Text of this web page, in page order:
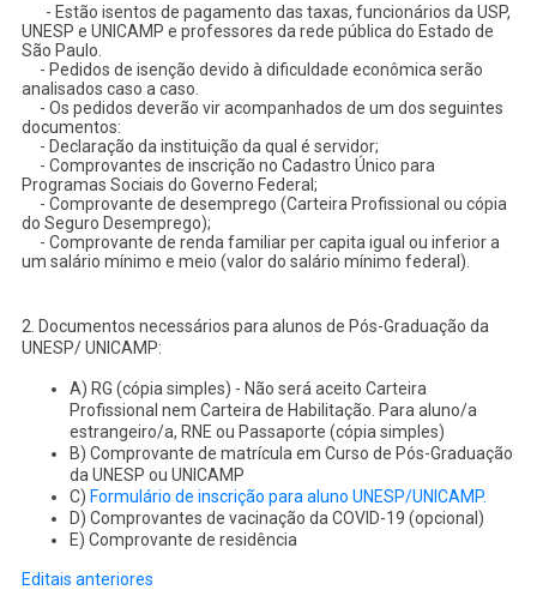
- Estão isentos de pagamento das taxas, funcionários da USP,
UNESP e UNICAMP e professores da rede pública do Estado de
São Paulo.
- Pedidos de isenção devido à dificuldade econômica serão
analisados caso a caso.
- Os pedidos deverão vir acompanhados de um dos seguintes
documentos:
- Declaração da instituição da qual é servidor;
- Comprovantes de inscrição no Cadastro Único para
Programas Sociais do Governo Federal;
- Comprovante de desemprego (Carteira Profissional ou cópia
do Seguro Desemprego);
- Comprovante de renda familiar per capita igual ou inferior a
um salário mínimo e meio (valor do salário mínimo federal).
2. Documentos necessários para alunos de Pós-Graduação da
UNESP/ UNICAMP:
A) RG (cópia simples) - Não será aceito Carteira
Profissional nem Carteira de Habilitação. Para aluno/a
estrangeiro/a, RNE ou Passaporte (cópia simples)
B) Comprovante de matrícula em Curso de Pós-Graduação
da UNESP ou UNICAMP
C) Formulário de inscrição para aluno UNESP/UNICAMP.
D) Comprovantes de vacinação da COVID-19 (opcional)
E) Comprovante de residência
Editais anteriores